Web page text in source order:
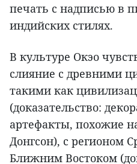
печать с надписью в
индийских стилях.
В культуре Окэо
слияние с древними
такими как
(доказательство:
артефакты, похожие
Донгсон), с регионом
Ближним Востоком